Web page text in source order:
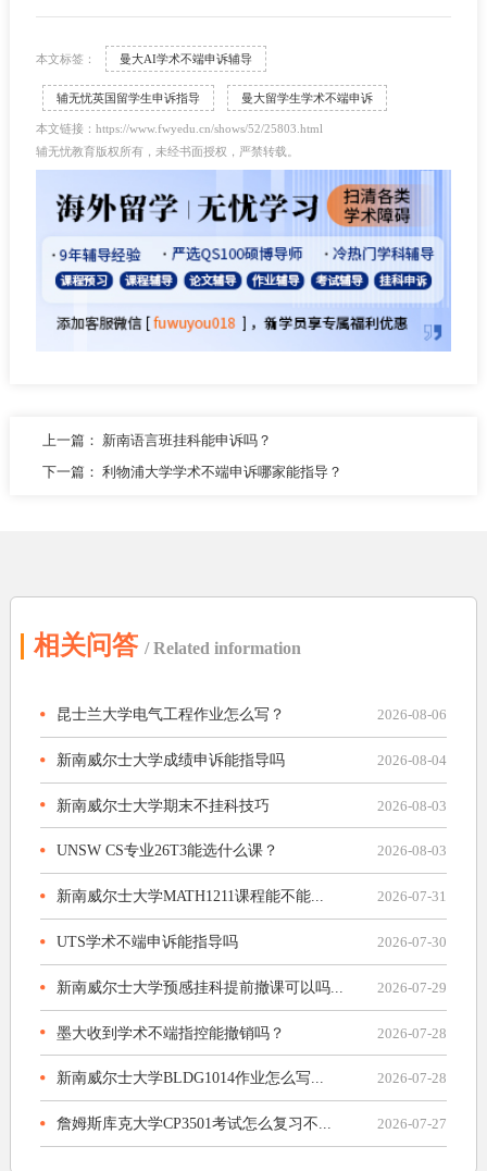
本文标签： 曼大AI学术不端申诉辅导
辅无忧英国留学生申诉指导 曼大留学生学术不端申诉
本文链接：https://www.fwyedu.cn/shows/52/25803.html
辅无忧教育版权所有，未经书面授权，严禁转载。
上一篇： 新南语言班挂科能申诉吗？
下一篇： 利物浦大学学术不端申诉哪家能指导？
相关问答 / Related information
昆士兰大学电气工程作业怎么写？ 2026-08-06
新南威尔士大学成绩申诉能指导吗 2026-08-04
新南威尔士大学期末不挂科技巧 2026-08-03
UNSW CS专业26T3能选什么课？ 2026-08-03
新南威尔士大学MATH1211课程能不能... 2026-07-31
UTS学术不端申诉能指导吗 2026-07-30
新南威尔士大学预感挂科提前撤课可以吗... 2026-07-29
墨大收到学术不端指控能撤销吗？ 2026-07-28
新南威尔士大学BLDG1014作业怎么写... 2026-07-28
詹姆斯库克大学CP3501考试怎么复习不... 2026-07-27